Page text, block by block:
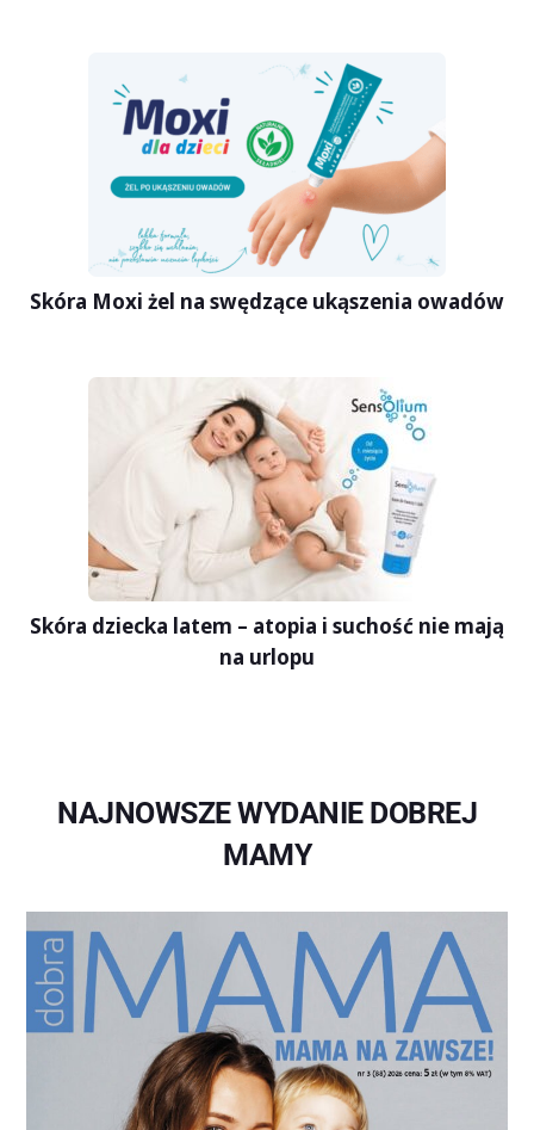
Skóra Moxi żel na swędzące ukąszenia owadów
Skóra dziecka latem – atopia i suchość nie mają
na urlopu
NAJNOWSZE WYDANIE DOBREJ
MAMY